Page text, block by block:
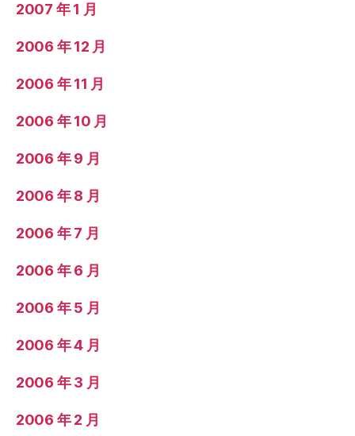
2007 年 1 月
2006 年 12 月
2006 年 11 月
2006 年 10 月
2006 年 9 月
2006 年 8 月
2006 年 7 月
2006 年 6 月
2006 年 5 月
2006 年 4 月
2006 年 3 月
2006 年 2 月